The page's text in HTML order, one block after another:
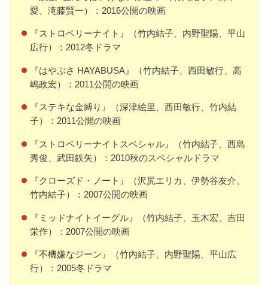
愛、滝藤賢一）：2016公開の映画
『ストロベリーナイト』（竹内結子、内野聖陽、平山
広行）：2012冬ドラマ
『はやぶさ HAYABUSA』（竹内結子、西田敏行、高
嶋政宏）：2011公開の映画
『ステキな金縛り』（深津絵里、西田敏行、竹内結
子）：2011公開の映画
『ストロベリーナイトスペシャル』（竹内結子、西島
秀俊、武田鉄矢）：2010秋のスペシャルドラマ
『クローズド・ノート』（沢尻エリカ、伊勢谷友介、
竹内結子）：2007公開の映画
『ミッドナイトイーグル』（竹内結子、玉木宏、吉田
栄作）：2007公開の映画
『不機嫌なジーン』（竹内結子、内野聖陽、平山広
行）：2005冬ドラマ